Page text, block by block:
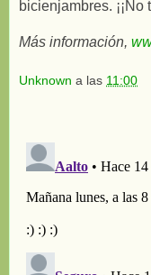
bicienjambres.
Más información,
Unknown a las 11:00